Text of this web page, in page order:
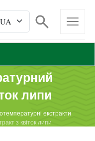
липи
екстракти
з квіток липи